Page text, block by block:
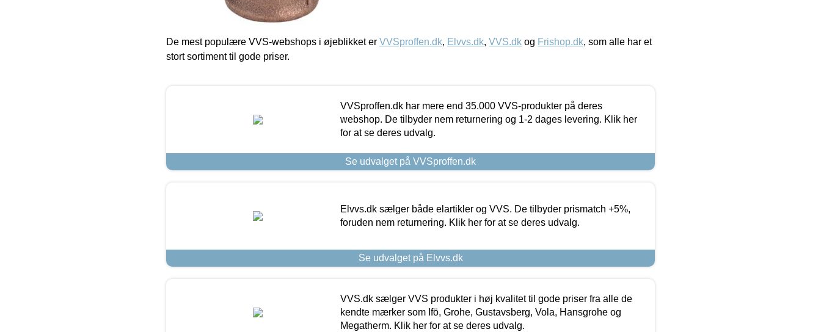
De mest populære VVS-webshops i øjeblikket er VVSproffen.dk, Elvvs.dk, VVS.dk og Frishop.dk, som alle har et
stort sortiment til gode priser.
VVSproffen.dk har mere end 35.000 VVS-produkter på deres
webshop. De tilbyder nem returnering og 1-2 dages levering. Klik her
for at se deres udvalg.
Se udvalget på VVSproffen.dk
Elvvs.dk sælger både elartikler og VVS. De tilbyder prismatch +5%,
foruden nem returnering. Klik her for at se deres udvalg.
Se udvalget på Elvvs.dk
VVS.dk sælger VVS produkter i høj kvalitet til gode priser fra alle de
kendte mærker som Ifö, Grohe, Gustavsberg, Vola, Hansgrohe og
Megatherm. Klik her for at se deres udvalg.